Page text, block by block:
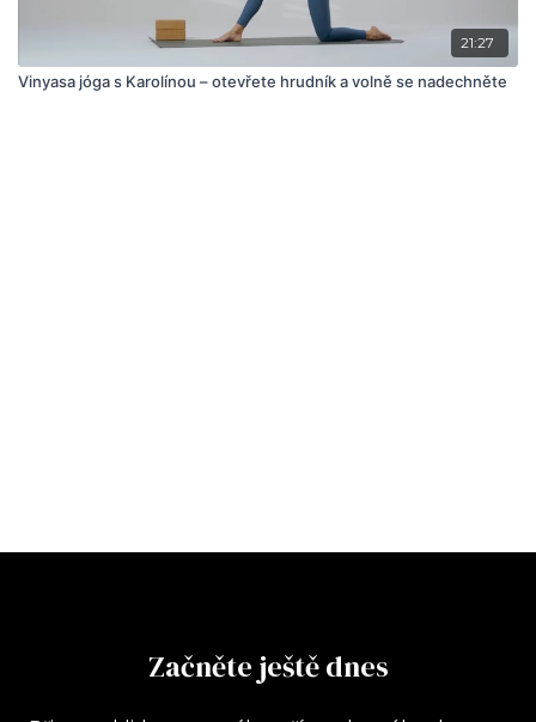
21:27
Vinyasa jóga s Karolínou – otevřete hrudník a volně se nadechněte
Začněte ještě dnes